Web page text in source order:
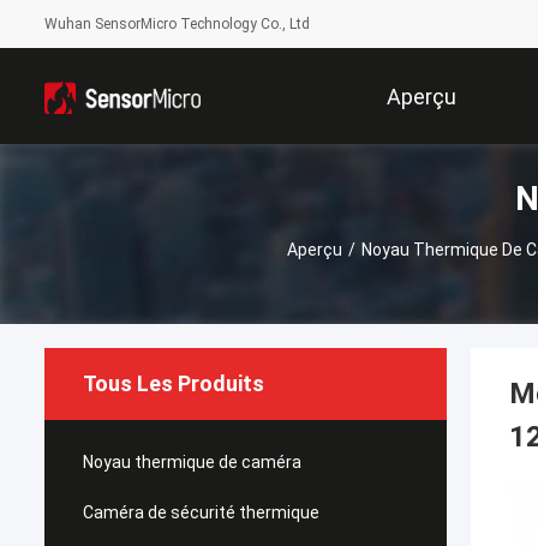
Wuhan SensorMicro Technology Co., Ltd
Aperçu
Aperçu / Noyau Thermique De
Tous Les Produits
Noyau thermique de caméra
Caméra de sécurité thermique